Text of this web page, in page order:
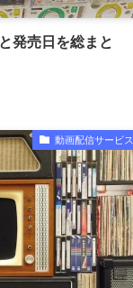
発売日を総まと
動画配信サービス